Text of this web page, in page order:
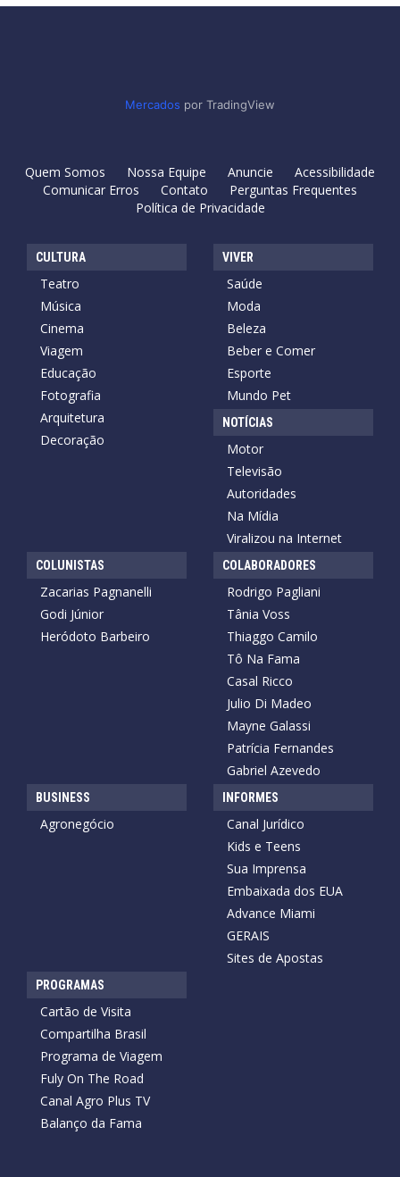
Mercados por TradingView
Quem Somos Nossa Equipe Anuncie
Acessibilidade
Comunicar Erros
Contato
Perguntas Frequentes
Política de Privacidade
CULTURA
Teatro
Música
Cinema
Viagem
Educação
Fotografia
Arquitetura
Decoração
VIVER
Saúde
Moda
Beleza
Beber e Comer
Esporte
Mundo Pet
NOTÍCIAS
Motor
Televisão
Autoridades
Na Mídia
Viralizou na Internet
COLUNISTAS
Zacarias Pagnanelli
Godi Júnior
Heródoto Barbeiro
COLABORADORES
Rodrigo Pagliani
Tânia Voss
Thiaggo Camilo
Tô Na Fama
Casal Ricco
Julio Di Madeo
Mayne Galassi
Patrícia Fernandes
Gabriel Azevedo
BUSINESS
Agronegócio
INFORMES
Canal Jurídico
Kids e Teens
Sua Imprensa
Embaixada dos EUA
Advance Miami
GERAIS
Sites de Apostas
PROGRAMAS
Cartão de Visita
Compartilha Brasil
Programa de Viagem
Fuly On The Road
Canal Agro Plus TV
Balanço da Fama